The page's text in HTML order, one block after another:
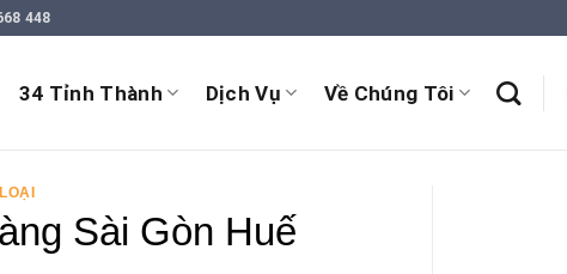
448
34 Tỉnh Thành Dịch Vụ Về Chúng Tôi
Sài Gòn Huế